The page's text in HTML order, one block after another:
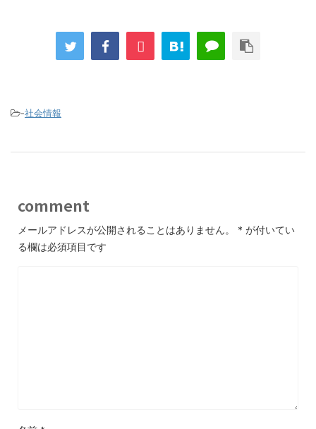
-社会情報
comment
メールアドレスが公開されることはありません。 * が付いてい
る欄は必須項目です